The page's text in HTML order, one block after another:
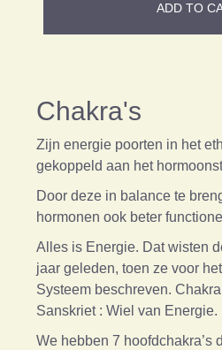
ADD TO
Chakra's
Zijn energie poorten in het
gekoppeld aan het
Door deze in balance te
hormonen ook beter
Alles is Energie. Dat wisten
jaar geleden, toen ze voor
Systeem beschreven.
Sanskriet : Wiel van Energie.
We hebben 7 hoofdchakra’s